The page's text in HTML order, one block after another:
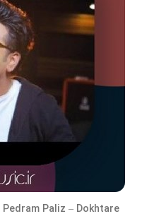
Pedram Paliz – Dokhtare